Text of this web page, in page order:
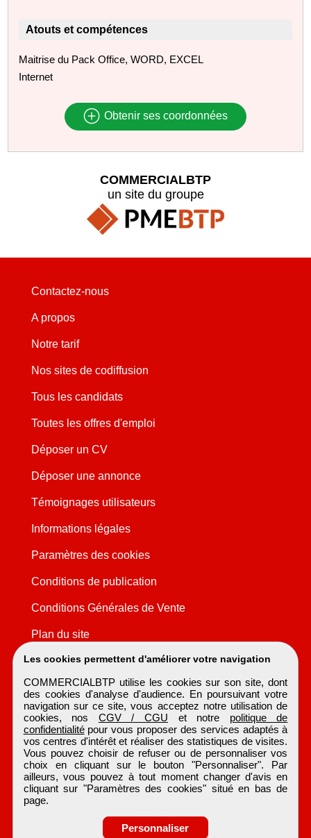
Atouts et compétences
Maitrise du Pack Office, WORD, EXCEL
Internet
Obtenir ses coordonnées
Les cookies permettent d'améliorer votre navigation
COMMERCIALBTP utilise les cookies sur son site, dont
des cookies d'analyse d'audience. En poursuivant votre
navigation sur ce site, vous acceptez notre utilisation de
cookies, nos CGV / CGU et notre politique de
confidentialitépour vous proposer des services adaptés à
vos centres d'intérêt et réaliser des statistiques de visites.
Vous pouvez choisir de refuser ou de personnaliser vos
choix en cliquant sur le bouton "Personnaliser". Par
ailleurs, vous pouvez à tout moment changer d'avis en
cliquant sur "Paramètres des cookies" situé en bas de
page.
Personnaliser
COMMERCIALBTP
un site du groupe
Contactez-nous
A propos
Notre tarif
Nos sites de codiffusion
Tous les candidats
Toutes les offres d'emploi
Déposer un CV
Déposer une annonce
Témoignages utilisateurs
Informations légales
Paramètres des cookies
Conditions de publication
Conditions Générales de Vente
Plan du site